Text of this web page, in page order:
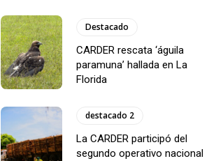
Destacado
CARDER rescata ‘águila
paramuna’ hallada en La
Florida
destacado 2
La CARDER participó del
segundo operativo nacional